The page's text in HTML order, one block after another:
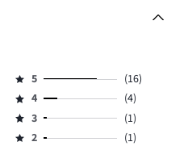
Ocena
5,
ilość
głosów
5
(16)
Ocena
4,
ilość
4
(4)
Ocena
3,
3
(1)
2
(1)